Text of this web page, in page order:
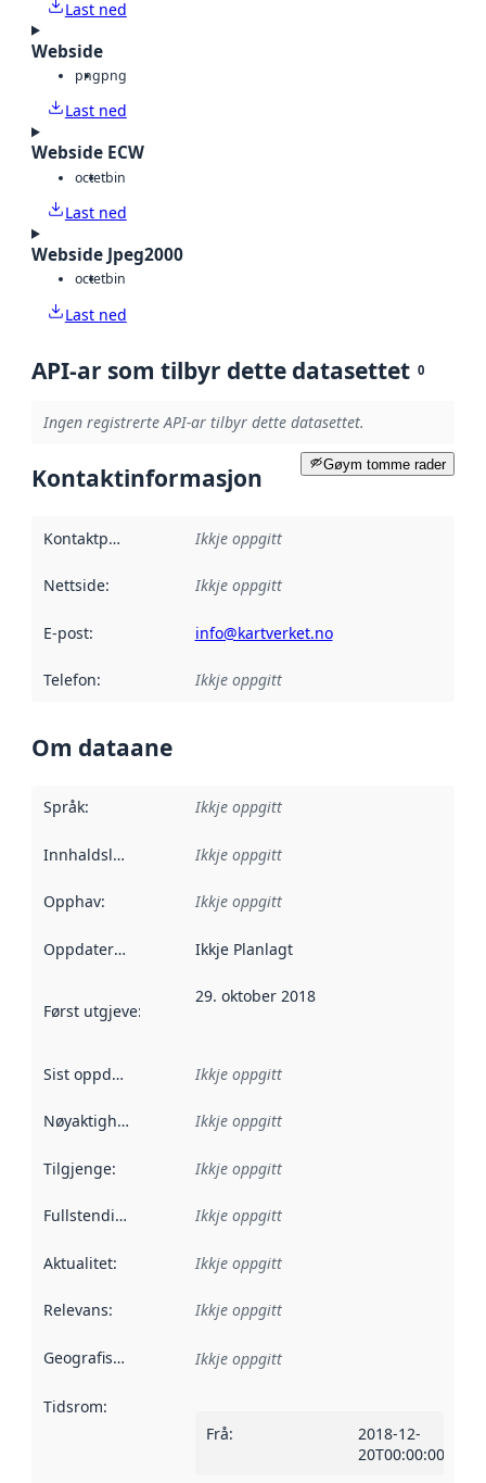
Last ned
Webside
pngpng
Last ned
Webside ECW
octetbin
Last ned
Webside Jpeg2000
octetbin
Last ned
API-ar som tilbyr dette datasettet 0
Ingen registrerte API-ar tilbyr dette datasettet.
Gøym tomme rader
Kontaktinformasjon
Kontaktpunkt Ikkje oppgitt
Nettside: Ikkje oppgitt
E-post: info@kartverket.no
Telefon: Ikkje oppgitt
Om dataane
Språk: Ikkje oppgitt
Innhaldsleverandørar :
Ikkje oppgitt
Opphav: Ikkje oppgitt
Oppdateringsfrekvens :
Ikkje Planlagt
Først utgjeve:
29. oktober 2018
Sist oppdatert Ikkje oppgitt
Nøyaktigheit Ikkje oppgitt
Tilgjenge: Ikkje oppgitt
Fullstendigheit Ikkje oppgitt
Aktualitet: Ikkje oppgitt
Relevans: Ikkje oppgitt
Geografisk område Ikkje oppgitt
Tidsrom:
Frå:
2018-12-
20T00:00:00Z